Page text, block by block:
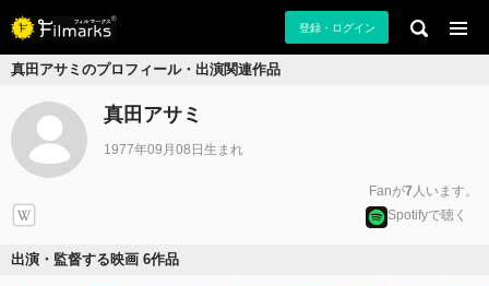
登録・ログイン
真田アサミのプロフィール・出演関連作品
真田アサミ
1977年09月08日生まれ
Fanが7 人います。
Spotifyで聴く
出演・監督する映画 6作品